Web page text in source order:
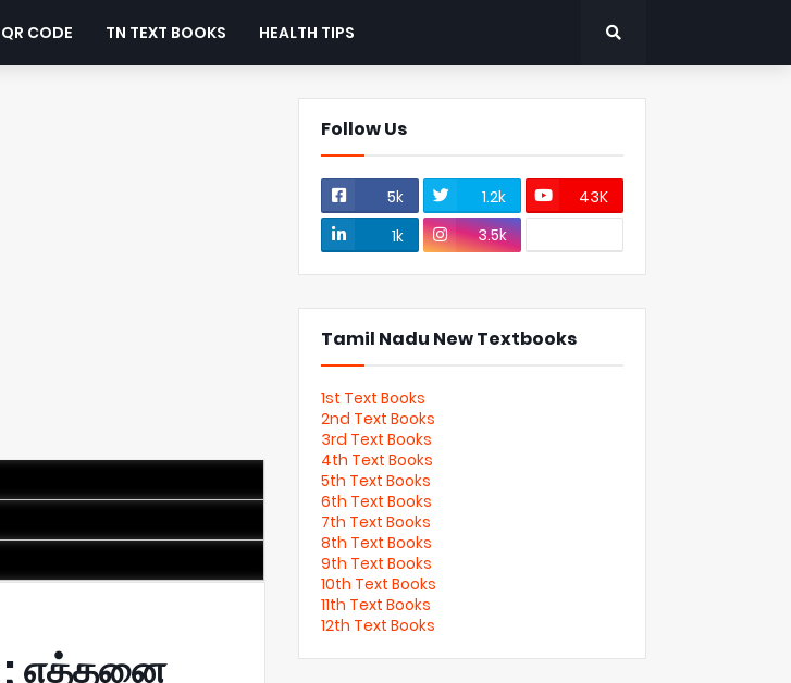
QR CODE TN TEXT BOOKS HEALTH TIPS
; எத்தனை
Follow Us
5k 1.2k
43K
1k
3.5k
Tamil Nadu New Textbooks
1st Text Books
2nd Text Books
3rd Text Books
4th Text Books
5th Text Books
6th Text Books
7th Text Books
8th Text Books
9th Text Books
10th Text Books
11th Text Books
12th Text Books